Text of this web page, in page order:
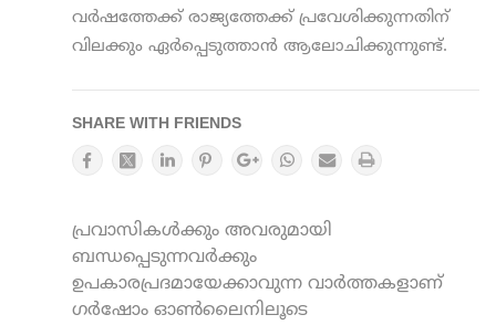
വര്‍ഷത്തേക്ക് രാജ്യത്തേക്ക് പ്രവേശിക്കുന്നതിന്
വിലക്കും ഏർപ്പെടുത്താൻ ആലോചിക്കുന്നുണ്ട്.
SHARE WITH FRIENDS
പ്രവാസികൾക്കും അവരുമായി
ബന്ധപ്പെടുന്നവർക്കും
ഉപകാരപ്രദമായേക്കാവുന്ന വാർത്തകളാണ്
ഗർഷോം ഓൺലൈനിലൂടെ